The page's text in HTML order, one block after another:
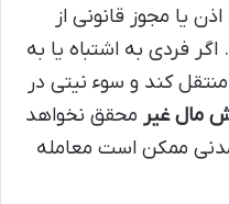
یا مجوز قانونی از
اگر فردی به اشتباه یا به
کند و سوء نیتی در
مال غیر محقق نخواهد
ممکن است معامله